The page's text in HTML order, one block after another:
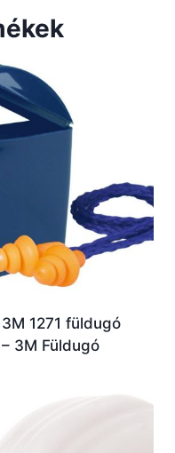
3M 1271 füldugó
– 3M Füldugó